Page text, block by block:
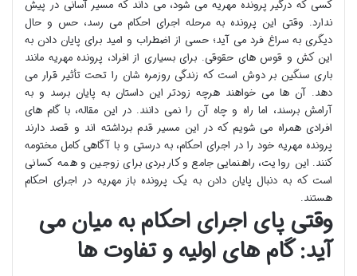
کسی که درگیر پرونده مهریه می شود، می داند که مسیر آسانی در پیش
ندارد. وقتی این پرونده به مرحله اجرای احکام می رسد، حس و حال
دیگری به سراغ فرد می آید؛ حسی از اضطراب و امید برای پایان دادن به
این کش و قوس های حقوقی. برای بسیاری از افراد، پرونده مهریه مانند
باری سنگین بر دوش است که زندگی روزمره شان را تحت تأثیر قرار می
دهد. آن ها می خواهند هرچه زودتر این داستان به پایان برسد و به
آرامش برسند، اما راه و چاه آن را نمی دانند. در این مقاله، با گام های
افرادی همراه می شویم که در این مسیر قدم برداشته اند و قصد دارند
پرونده مهریه خود را در اجرای احکام، به درستی و با آگاهی کامل مختومه
کنند. این روایت، راهنمایی جامع و کاربردی برای زوجین و همه کسانی
است که به دنبال پایان دادن به یک پرونده باز مهریه در اجرای احکام
هستند.
وقتی پای اجرای احکام به میان می
آید: گام های اولیه و تفاوت ها